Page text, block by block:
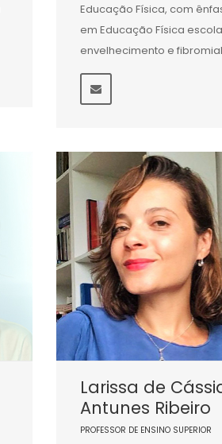
Educação Física, com
em Educação Física
envelhecimento e
Larissa de
Antunes Ribeiro
PROFESSOR DE ENSINO SUPERIOR